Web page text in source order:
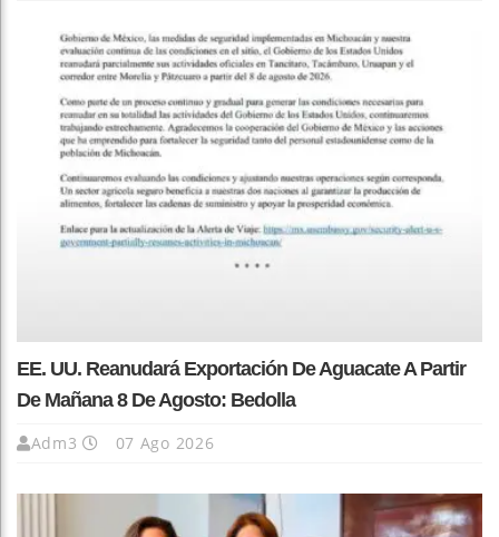
EE. UU. Reanudará Exportación De Aguacate A Partir
De Mañana 8 De Agosto: Bedolla
Adm3 07 Ago 2026